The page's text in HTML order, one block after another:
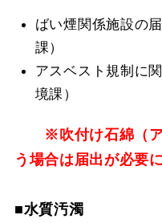
ばい煙関係施設の
課）
アスベスト規制に
境課）
※吹付け石綿（
う場合は届出が必要
■水質汚濁